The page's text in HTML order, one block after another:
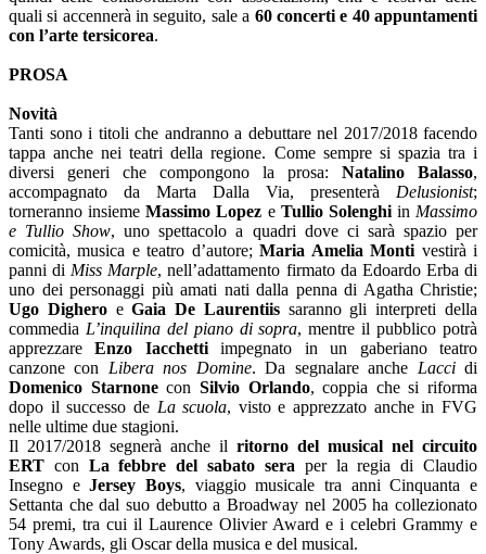
quali si accennerà in seguito, sale a 60 concerti e 40 appuntamenti
con l’arte tersicorea.
PROSA
Novità
Tanti sono i titoli che andranno a debuttare nel 2017/2018 facendo
tappa anche nei teatri della regione. Come sempre si spazia tra i
diversi generi che compongono la prosa: Natalino Balasso,
accompagnato da Marta Dalla Via, presenterà Delusionist;
torneranno insiemeMassimo Lopez e Tullio Solenghiin Massimo
e Tullio Show, uno spettacolo a quadri dove ci sarà spazio per
comicità, musica e teatro d’autore;Maria Amelia Monti vestirà i
panni di Miss Marple, nell’adattamento firmato da Edoardo Erba di
uno dei personaggi più amati nati dalla penna di Agatha Christie;
Ugo DigheroeGaia De Laurentiis saranno gli interpreti della
commedia L’inquilina del piano di sopra, mentre il pubblico potrà
apprezzareEnzo Iacchettiimpegnato in un gaberiano teatro
canzone con Libera nos Domine. Da segnalare anche Laccidi
Domenico Starnonecon Silvio Orlando, coppia che si riforma
dopo il successo de La scuola, visto e apprezzato anche in FVG
nelle ultime due stagioni.
Il 2017/2018 segnerà anche il ritorno del musical nel circuito
ERT con La febbre del sabato sera per la regia di Claudio
Insegno eJersey Boys, viaggio musicale tra anni Cinquanta e
Settanta che dal suo debutto a Broadway nel 2005 ha collezionato
54 premi, tra cui il Laurence Olivier Award e i celebri Grammy e
Tony Awards, gli Oscar della musica e del musical.